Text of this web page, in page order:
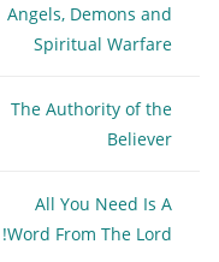
Angels, Demons and
Spiritual Warfare
The Authority of the
Believer
All You Need Is A
Word From The Lord!